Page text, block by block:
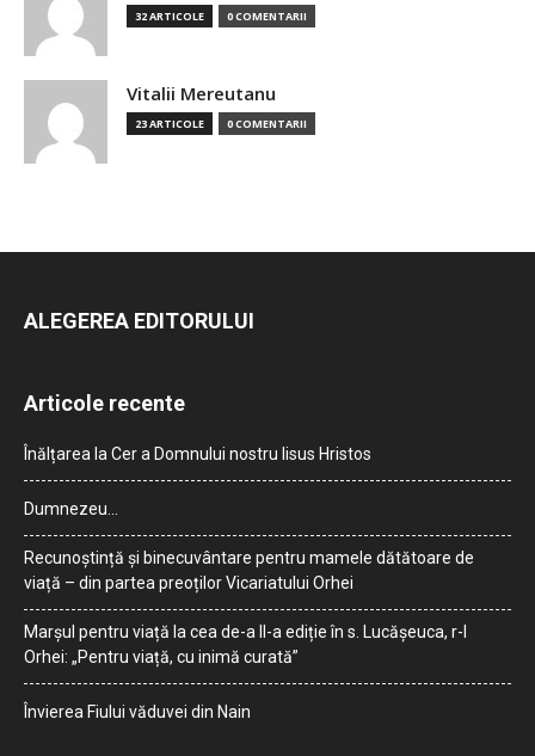
32 ARTICOLE 0 COMENTARII
Vitalii Mereutanu
23 ARTICOLE 0 COMENTARII
ALEGEREA EDITORULUI
Articole recente
Înălțarea la Cer a Domnului nostru Iisus Hristos
Dumnezeu…
Recunoștință și binecuvântare pentru mamele dătătoare de
viață – din partea preoților Vicariatului Orhei
Marșul pentru viață la cea de-a II-a ediție în s. Lucășeuca, r-l
Orhei: „Pentru viață, cu inimă curată”
Învierea Fiului văduvei din Nain